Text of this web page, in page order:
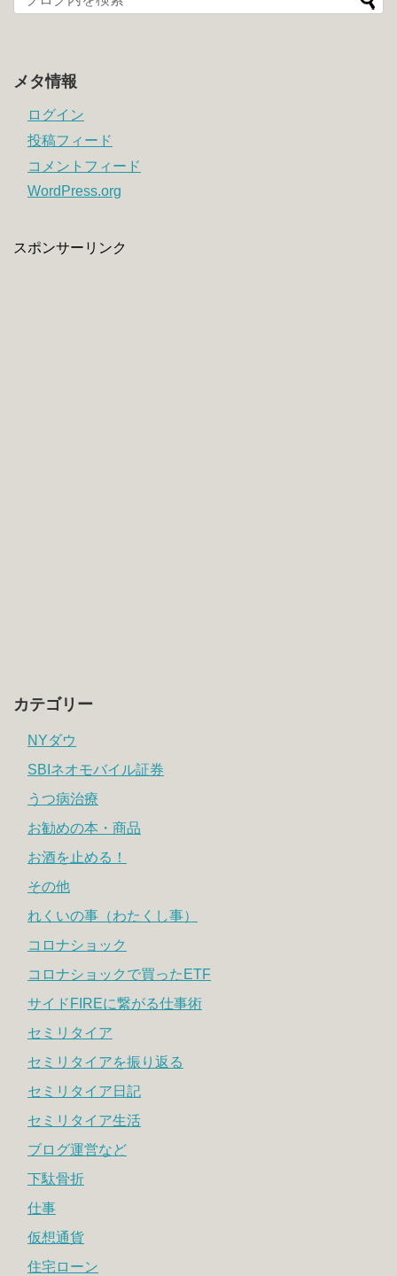
メタ情報
ログイン
投稿フィード
コメントフィード
WordPress.org
スポンサーリンク
カテゴリー
NYダウ
SBIネオモバイル証券
うつ病治療
お勧めの本・商品
お酒を止める！
その他
れくいの事（わたくし事）
コロナショック
コロナショックで買ったETF
サイドFIREに繋がる仕事術
セミリタイア
セミリタイアを振り返る
セミリタイア日記
セミリタイア生活
ブログ運営など
下駄骨折
仕事
仮想通貨
住宅ローン